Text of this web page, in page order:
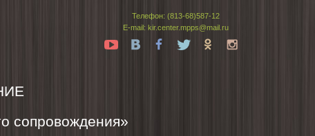
Телефон: (813-68)587-12
E-mail: kir.center.mpps@mail.ru
Yt
Tw
сопровождения»